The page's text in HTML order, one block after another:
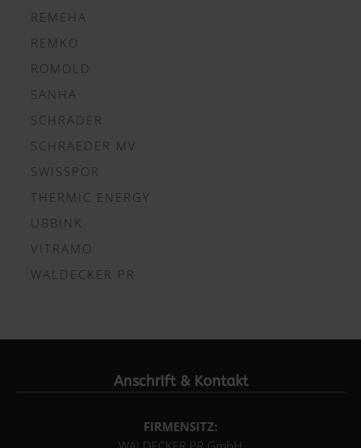
REMEHA
REMKO
ROMOLD
SANHA
SCHRÄDER
SCHRAEDER MV
SWISSPOR
THERMIC ENERGY
UBBINK
VITRAMO
WALDECKER PR
Anschrift & Kontakt
FIRMENSITZ: